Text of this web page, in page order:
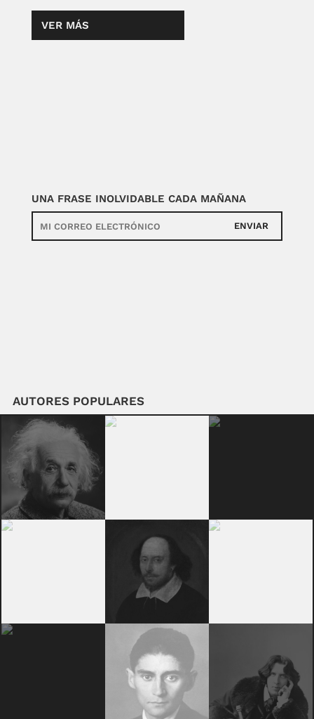
VER MÁS
UNA FRASE INOLVIDABLE CADA MAÑANA
ENVIAR
AUTORES POPULARES